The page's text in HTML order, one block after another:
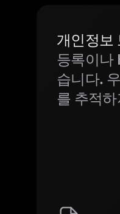
개인정보
등록이나
습니다.
를 추적